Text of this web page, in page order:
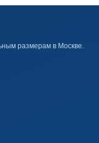
размерам в Москве.